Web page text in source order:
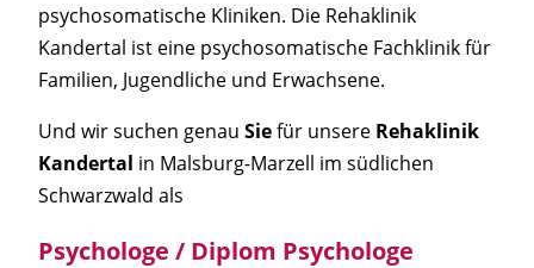
psychosomatische Kliniken. Die Rehaklinik
Kandertal ist eine psychosomatische Fachklinik für
Familien, Jugendliche und Erwachsene.
Und wir suchen genau Siefür unsere Rehaklinik
Kandertal in Malsburg-Marzell im südlichen
Schwarzwald als
Psychologe / Diplom Psychologe